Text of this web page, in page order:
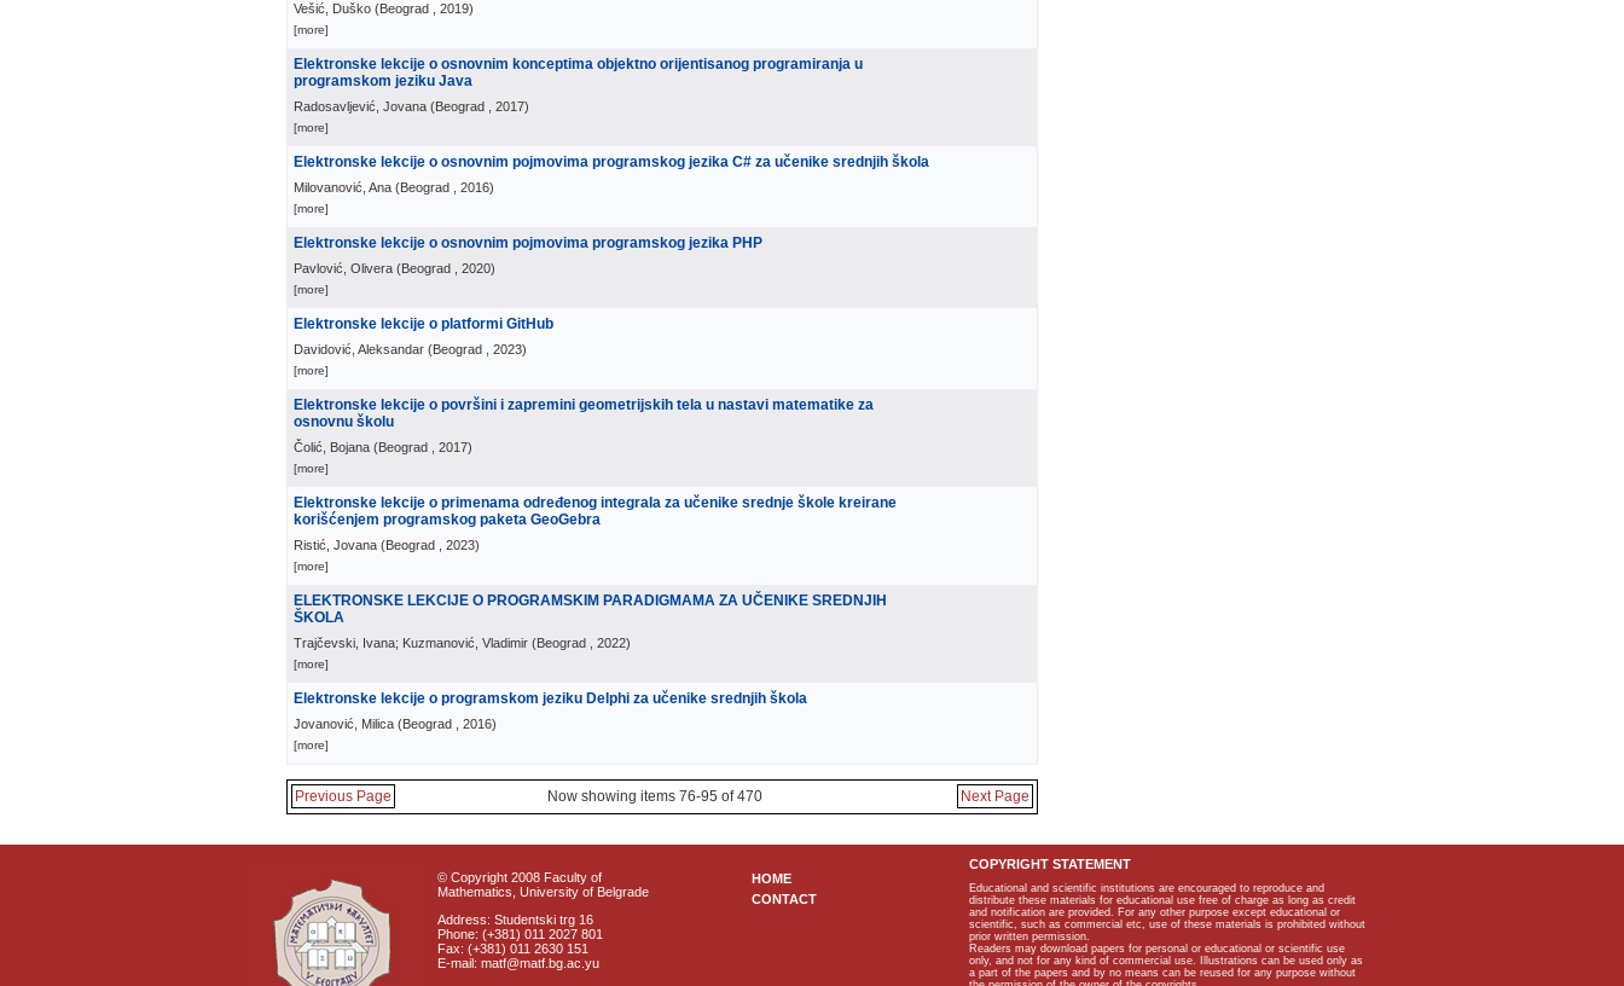
Vešić, Duško (Beograd , 2019)
[more]
Elektronske lekcije o osnovnim konceptima objektno orijentisanog programiranja u
programskom jeziku Java
Radosavljević, Jovana (Beograd , 2017)
[more]
Elektronske lekcije o osnovnim pojmovima programskog jezika C# za učenike srednjih škola
Milovanović, Ana (Beograd , 2016)
[more]
Elektronske lekcije o osnovnim pojmovima programskog jezika PHP
Pavlović, Olivera (Beograd , 2020)
[more]
Elektronske lekcije o platformi GitHub
Davidović, Aleksandar (Beograd , 2023)
[more]
Elektronske lekcije o površini i zapremini geometrijskih tela u nastavi matematike za
osnovnu školu
Čolić, Bojana (Beograd , 2017)
[more]
Elektronske lekcije o primenama određenog integrala za učenike srednje škole kreirane
korišćenjem programskog paketa GeoGebra
Ristić, Jovana (Beograd , 2023)
[more]
ELEKTRONSKE LEKCIJE O PROGRAMSKIM PARADIGMAMA ZA UČENIKE SREDNJIH
ŠKOLA
Trajčevski, Ivana; Kuzmanović, Vladimir (Beograd , 2022)
[more]
Elektronske lekcije o programskom jeziku Delphi za učenike srednjih škola
Jovanović, Milica (Beograd , 2016)
[more]
Previous Page Now showing items 76-95 of 470 Next Page
© Copyright 2008 Faculty of
Mathematics, University of Belgrade
Address: Studentski trg 16
Phone: (+381) 011 2027 801
Fax: (+381) 011 2630 151
E-mail: matf@matf.bg.ac.yu
HOME
CONTACT
COPYRIGHT STATEMENT
Educational and scientific institutions are encouraged to reproduce and
distribute these materials for educational use free of charge as long as credit
and notification are provided. For any other purpose except educational or
scientific, such as commercial etc, use of these materials is prohibited without
prior written permission.
Readers may download papers for personal or educational or scientific use
only, and not for any kind of commercial use. Illustrations can be used only as
a part of the papers and by no means can be reused for any purpose without